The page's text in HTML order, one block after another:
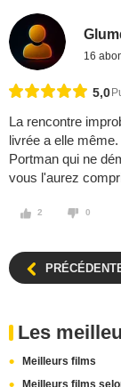
16
5,0
La rencontre
livrée a elle
Portman qui ne
vous l'aurez
2 0
Les
Meilleurs films